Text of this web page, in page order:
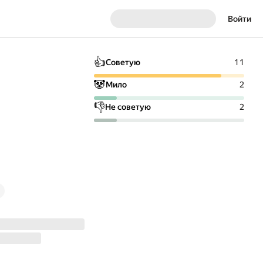
Войти
👍Советую 11
🐼Мило 2
👎Не советую 2